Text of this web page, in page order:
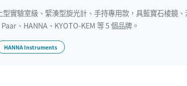
實驗室級、緊湊型旋光計、手持專用款，具藍寶石棱鏡
、HANNA、KYOTO-KEM 等 5 個品牌。
HANNA Instruments